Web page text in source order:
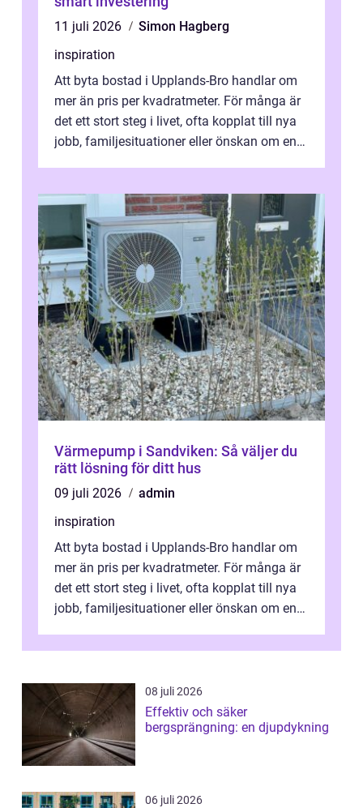
11 juli 2026
Simon Hagberg
inspiration
Att byta bostad i Upplands-Bro handlar om
mer än pris per kvadratmeter. För många är
det ett stort steg i livet, ofta kopplat till nya
jobb, familjesituationer eller önskan om en
Värmepump i Sandviken: Så väljer du
rätt lösning för ditt hus
09 juli 2026
admin
inspiration
Att byta bostad i Upplands-Bro handlar om
mer än pris per kvadratmeter. För många är
det ett stort steg i livet, ofta kopplat till nya
jobb, familjesituationer eller önskan om en
08 juli 2026
Effektiv och säker
bergsprängning: en djupdykning
06 juli 2026